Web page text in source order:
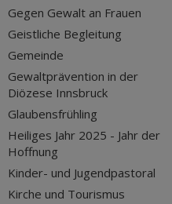
Gegen Gewalt an Frauen
Geistliche Begleitung
Gemeinde
Gewaltprävention in der
Diözese Innsbruck
Glaubensfrühling
Heiliges Jahr 2025 - Jahr der
Hoffnung
Kinder- und Jugendpastoral
Kirche und Tourismus